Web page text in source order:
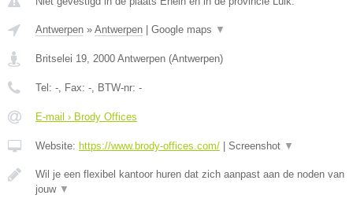
Antwerpen » Antwerpen Google maps ▼
Britselei 19, 2000 Antwerpen (Antwerpen)
Tel: -, Fax: -, BTW-nr: -
E-mail › Brody Offices
Website: https://www.brody-offices.com/ Screenshot ▼
Wil je een flexibel kantoor huren dat zich aanpast aan de noden van
jouw ▼